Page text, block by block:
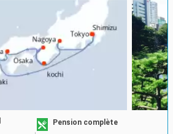
Pension complète